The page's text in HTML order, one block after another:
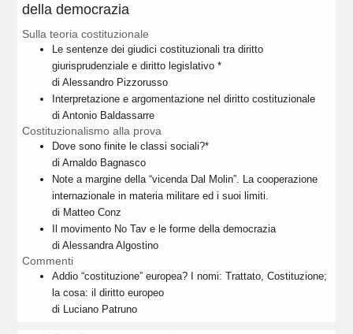
della democrazia
Sulla teoria costituzionale
Le sentenze dei giudici costituzionali tra diritto
giurisprudenziale e diritto legislativo *
di Alessandro Pizzorusso
Interpretazione e argomentazione nel diritto costituzionale
di Antonio Baldassarre
Costituzionalismo alla prova
Dove sono finite le classi sociali?*
di Arnaldo Bagnasco
Note a margine della “vicenda Dal Molin”. La cooperazione
internazionale in materia militare ed i suoi limiti.
di Matteo Conz
Il movimento No Tav e le forme della democrazia
di Alessandra Algostino
Commenti
Addio “costituzione” europea? I nomi: Trattato, Costituzione;
la cosa: il diritto europeo
di Luciano Patruno